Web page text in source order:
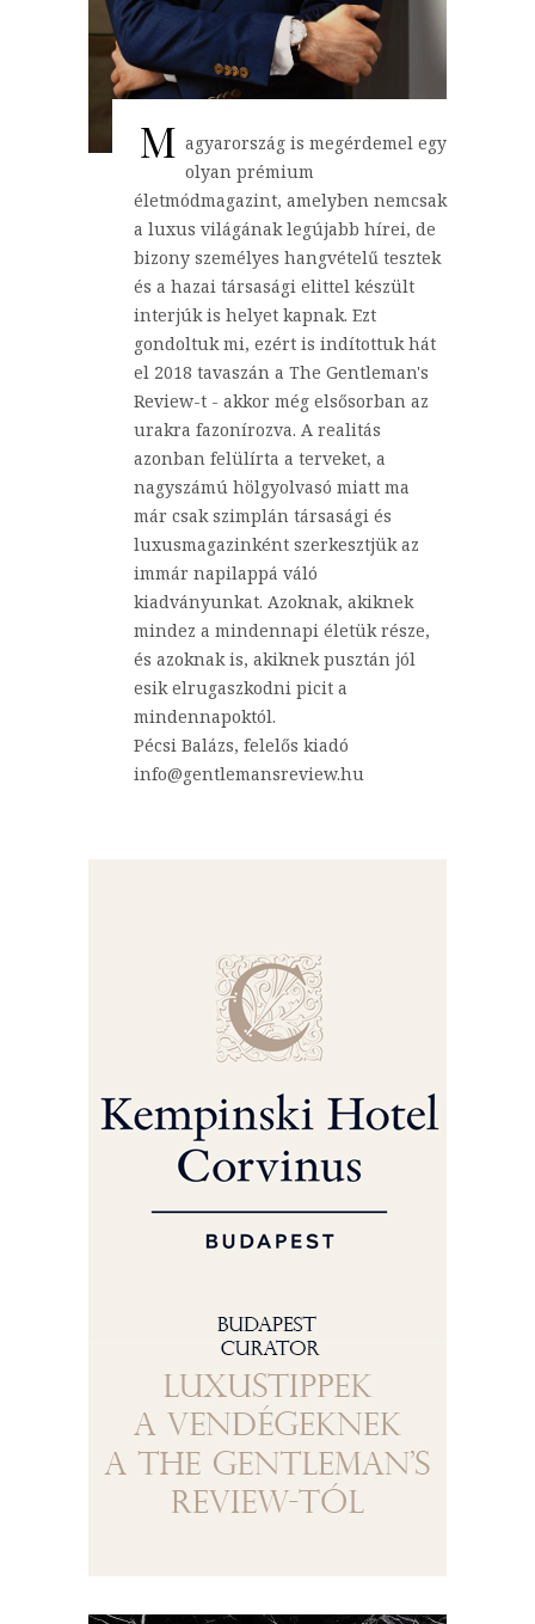
M agyarország is megérdemel egy
olyan prémium
életmódmagazint, amelyben nemcsak
a luxus világának legújabb hírei, de
bizony személyes hangvételű tesztek
és a hazai társasági elittel készült
interjúk is helyet kapnak. Ezt
gondoltuk mi, ezért is indítottuk hát
el 2018 tavaszán a The Gentleman's
Review-t - akkor még elsősorban az
urakra fazonírozva. A realitás
azonban felülírta a terveket, a
nagyszámú hölgyolvasó miatt ma
már csak szimplán társasági és
luxusmagazinként szerkesztjük az
immár napilappá váló
kiadványunkat. Azoknak, akiknek
mindez a mindennapi életük része,
és azoknak is, akiknek pusztán jól
esik elrugaszkodni picit a
mindennapoktól.
Pécsi Balázs, felelős kiadó
info@gentlemansreview.hu